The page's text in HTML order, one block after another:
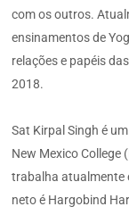
com os outros.
ensinamentos de
relações e papéis
2018.
Sat Kirpal Singh é
New Mexico College
trabalha atualmente
neto é Hargobind